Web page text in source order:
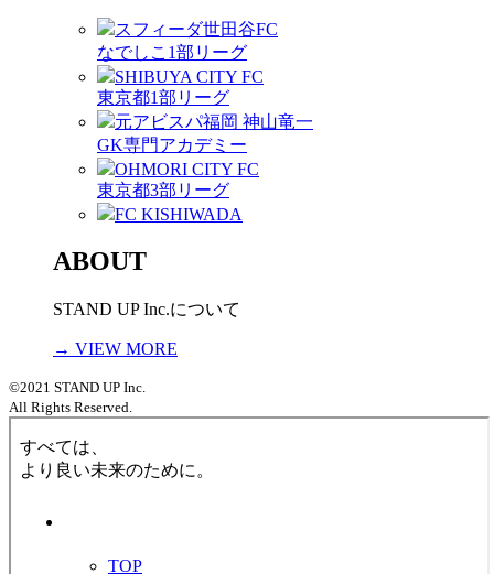
スフィーダ世田谷FC
なでしこ1部リーグ
SHIBUYA CITY FC
東京都1部リーグ
元アビスパ福岡 神山竜一
GK専門アカデミー
OHMORI CITY FC
東京都3部リーグ
FC KISHIWADA
ABOUT
STAND UP Inc.について
→ VIEW MORE
©2021 STAND UP Inc.
All Rights Reserved.